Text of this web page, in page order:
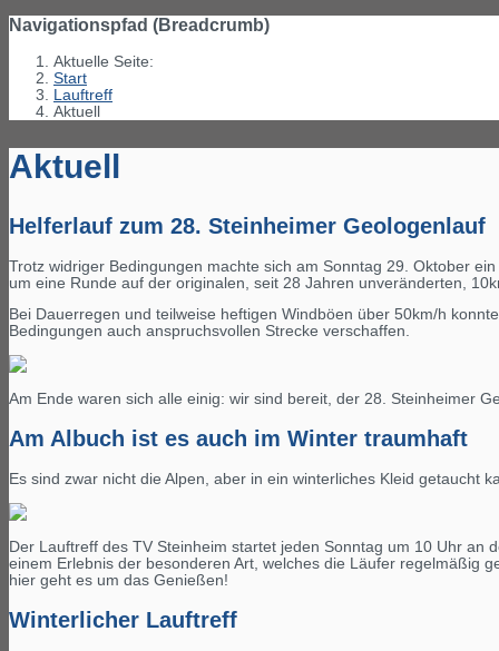
Navigationspfad (Breadcrumb)
Aktuelle Seite:
Start
Lauftreff
Aktuell
Aktuell
Helferlauf zum 28. Steinheimer Geologenlauf
Trotz widriger Bedingungen machte sich am Sonntag 29. Oktober
um eine Runde auf der originalen, seit 28 Jahren unveränderten,
Bei Dauerregen und teilweise heftigen Windböen über 50km/h
Bedingungen auch anspruchsvollen Strecke verschaffen.
Am Ende waren sich alle einig: wir sind bereit, der 28. Steinheimer
Am Albuch ist es auch im Winter traumhaft
Es sind zwar nicht die Alpen, aber in ein winterliches Kleid getaucht
Der Lauftreff des TV Steinheim startet jeden Sonntag um 10 Uhr an
einem Erlebnis der besonderen Art, welches die Läufer regelmäßig
hier geht es um das Genießen!
Winterlicher Lauftreff